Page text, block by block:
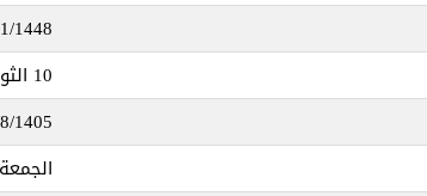
1448
10 الثور 1405
1405
الجمعة